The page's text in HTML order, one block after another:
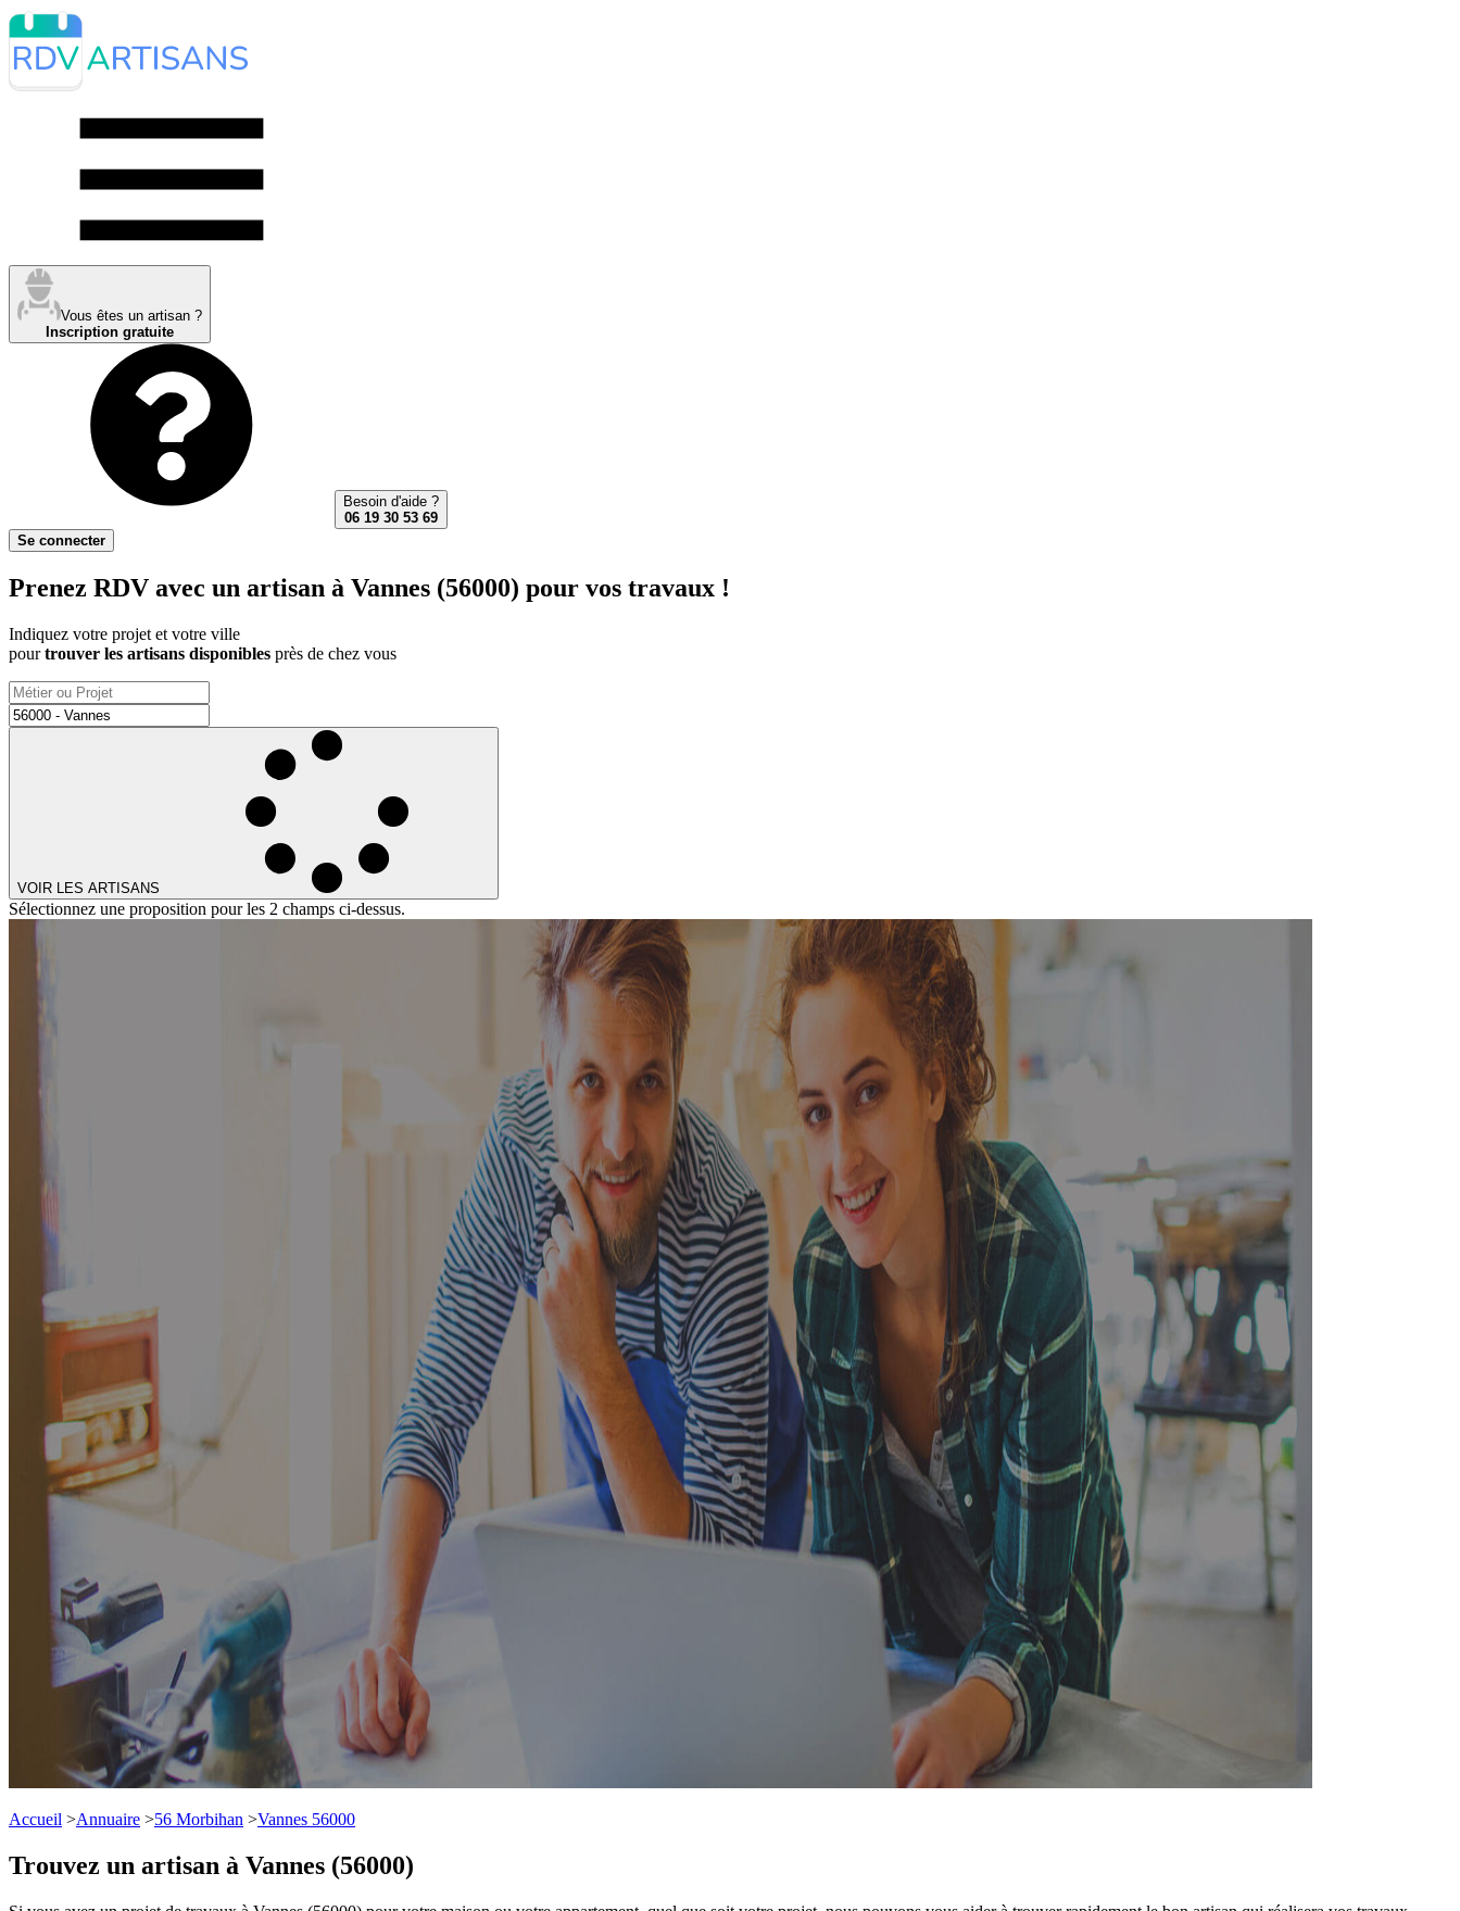
Vous êtes un artisan ?
Inscription gratuite
Besoin d'aide ?
06 19 30 53 69
Se connecter
Prenez RDV avec un artisan à Vannes (56000) pour vos travaux !
Indiquez votre projet et votre ville
pourtrouver les artisans disponibles près de chez vous
VOIR LES ARTISANS
Sélectionnez une proposition pour les 2 champs ci-dessus.
Accueil >Annuaire >56 Morbihan >Vannes 56000
Trouvez un artisan à Vannes (56000)